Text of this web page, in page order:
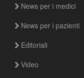
News per i medici
News per i pazienti
Editoriali
Video